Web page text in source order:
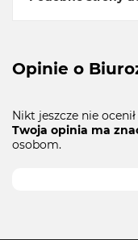
Opinie o
Nikt jeszcze nie
Twoja opinia ma
osobom.